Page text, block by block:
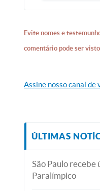
Evite nomes e
comentário pode ser
Assine nosso canal de
ÚLTIMAS
São Paulo
Paralímpico